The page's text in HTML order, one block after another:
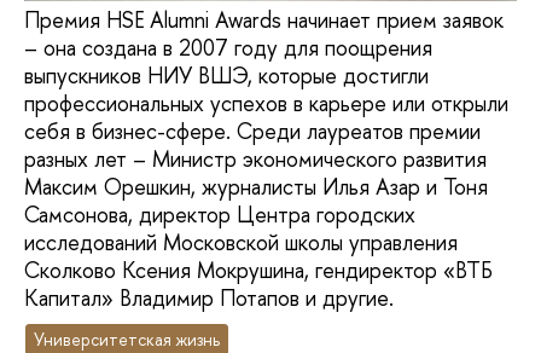
Премия HSE Alumni Awards начинает прием заявок
– она создана в 2007 году для поощрения
выпускников НИУ ВШЭ, которые достигли
профессиональных успехов в карьере или открыли
себя в бизнес-сфере. Среди лауреатов премии
разных лет – Министр экономического развития
Максим Орешкин, журналисты Илья Азар и Тоня
Самсонова, директор Центра городских
исследований Московской школы управления
Сколково Ксения Мокрушина, гендиректор «ВТБ
Капитал» Владимир Потапов и другие.
Университетская жизнь